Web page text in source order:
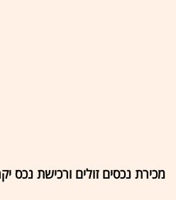
מכירת נכסים זולים ורכישת נכס